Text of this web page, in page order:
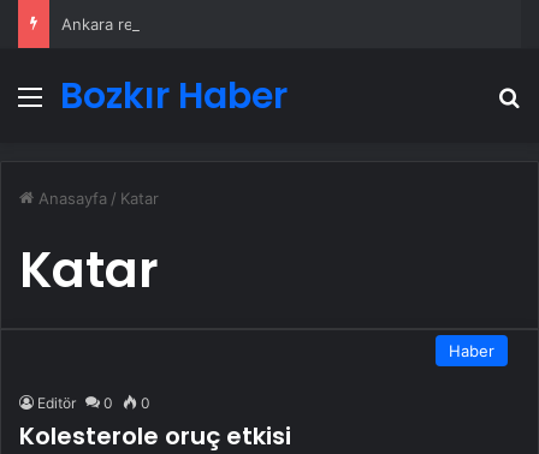
Ankara rent a car
Menü
Bozkır Haber
Anasayfa / Katar
Katar
Haber
Editör 0 0
Kolesterole oruç etkisi